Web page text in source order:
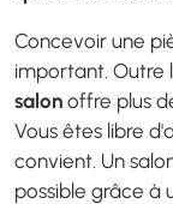
Concevoir une
important. Outre
salon offre plus
Vous êtes libre
convient. Un
possible grâce à